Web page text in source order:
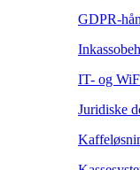
GDPR-
IT- og
Juridiske